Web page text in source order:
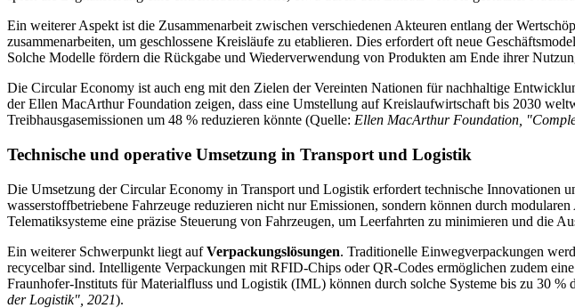
Ein weiterer Aspekt ist die Zusammenarbeit zwischen verschiedenen Akteuren entlang der
zusammenarbeiten, um geschlossene Kreisläufe zu etablieren. Dies erfordert oft neue
Solche Modelle fördern die Rückgabe und Wiederverwendung von Produkten am Ende ihrer
Die Circular Economy ist auch eng mit den Zielen der Vereinten Nationen für nachhaltige
der Ellen MacArthur Foundation zeigen, dass eine Umstellung auf Kreislaufwirtschaft bis 2030
Treibhausgasemissionen um 48 % reduzieren könnte (Quelle: Ellen MacArthur Foundation,
Technische und operative Umsetzung in Transport und Logistik
Die Umsetzung der Circular Economy in Transport und Logistik erfordert technische Innovationen
wasserstoffbetriebene Fahrzeuge reduzieren nicht nur Emissionen, sondern können durch
Telematiksysteme eine präzise Steuerung von Fahrzeugen, um Leerfahrten zu minimieren und die
Ein weiterer Schwerpunkt liegt aufVerpackungslösungen. Traditionelle Einwegverpackungen
recycelbar sind. Intelligente Verpackungen mit RFID-Chips oder QR-Codes ermöglichen zudem
Fraunhofer-Instituts für Materialfluss und Logistik (IML) können durch solche Systeme bis zu 30 %
der Logistik", 2021).